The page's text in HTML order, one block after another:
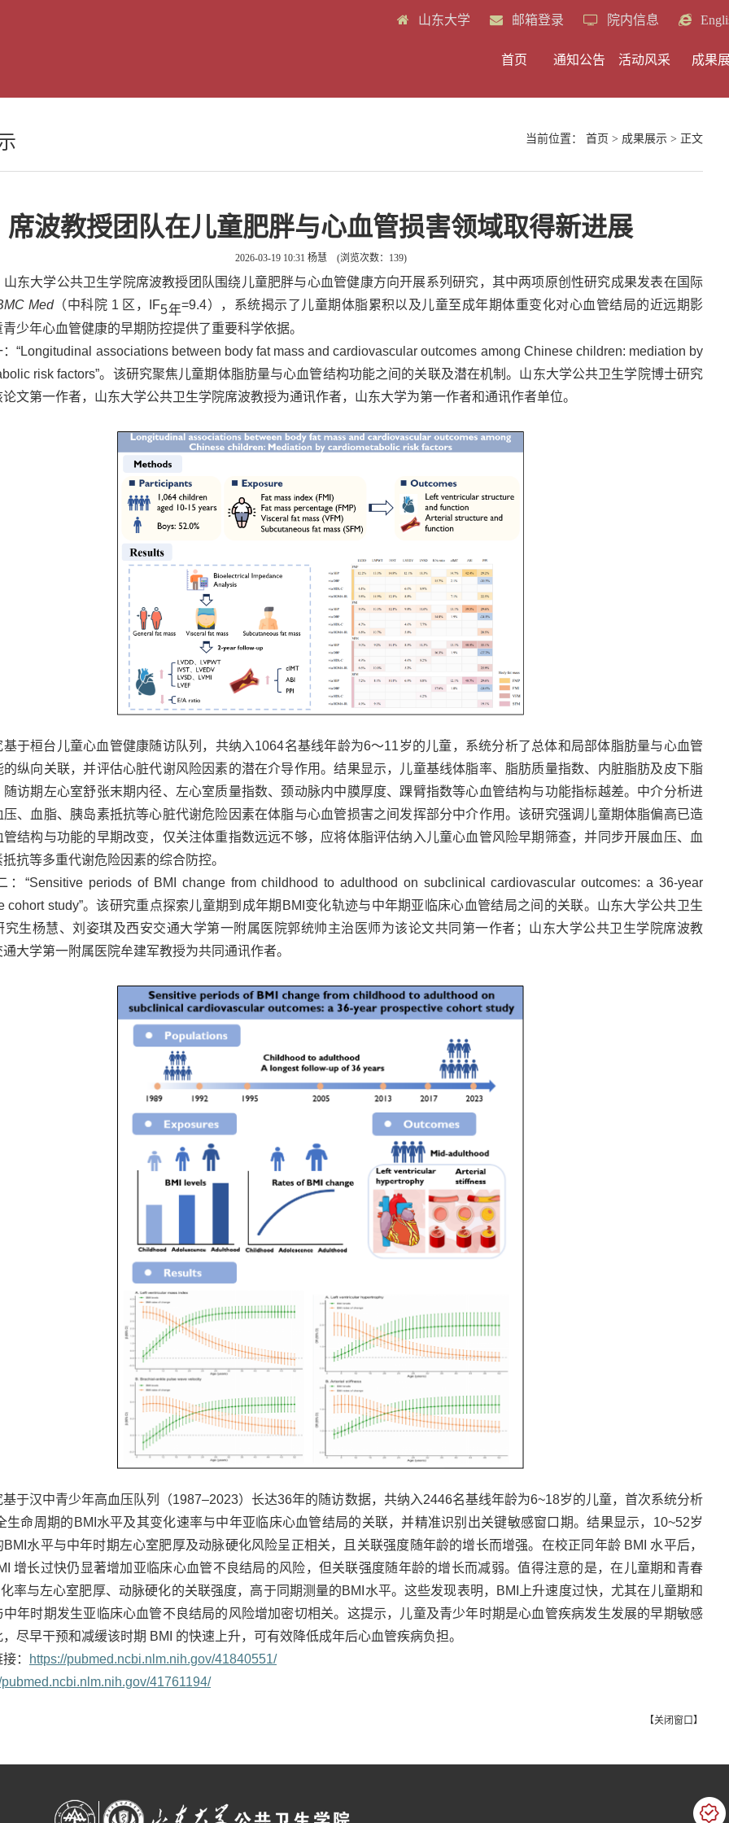
山东大学 邮箱登录 院内信息
首页 通知公告 活动风采 成果
当前位置： 首页 > 成果展示> 正文
席波教授团队在儿童肥胖与心血管损害领域取得新进展
2026-03-19 10:31 杨慧 (浏览次数： 139)
山东大学公共卫生学院席波教授团队围绕儿童肥胖与心血管健康方向开展系列研究，其中两项原创性研究成果发表在国际
Med（中科院 1 区，IF5年=9.4），系统揭示了 儿童期体脂累积以及儿童至成年期体重变化对心血管结局的近远期影
少年心血管健康的早期防控提供了重要科学依据。
：“Longitudinal associations between body fat mass and cardiovascular outcomes among Chinese children: mediation by
risk factors”。该研究聚焦儿童期体脂肪量与心血管结构功能之间 的关联及潜在机制。山东大学公共卫生学院博士研究
文第一作者，山东大学公共卫生学院席波教授为通讯作者，山东大学为第一作者和通讯作者单位。
基于桓台儿童心血管健康随访队列，共纳入1064名基线年龄为6～11岁的儿童，系统分析了总体和局部体脂肪量与心血管
的纵向关联，并评估心脏代谢风险因素的潜在介导作用。结果显示，儿童基线体脂率、脂肪质量指数、内脏脂肪及皮下脂
随访期左心室舒张末期内径、左心室质量指数、颈动脉内中膜厚度、踝臂指数等心血管结构与功能指标越差。中介分析进
压、血脂、胰岛素抵抗等心脏代谢危险因素在体脂与心血管损害之间发挥部分中介作用。该研究强调儿童期体脂偏高已造
管结构与功能的早期改变，仅关注体重指数远远不够，应将体脂评估纳入儿童心血管风险早期筛查，并同步开展血压、血
抗等多重代谢危险因素的综合防控。
：“Sensitive periods of BMI change from childhood to adulthood on subclinical cardiovascular outcomes: a 36-year
cohort study”。该研究重点探索儿童期到成年期BMI变化轨迹与中年期亚临床心血管结局之间的关联。山东大学公共卫生
究生杨慧、刘姿琪及西安交通大学第一附属医院郭统帅主治医师为该论文共同第一作者；山东大学公共卫生学院席波教
大学第一附属医院牟建军教授为共同通讯作者。
基于汉中青少年高血压队列（1987–2023）长达36年的随访数据，共纳入2446名基线年龄为6~18岁的儿童，首次系统分析
生命周期的BMI水平及其变化速率与中年亚临床心血管结局的关联，并精准识别出关键敏感窗口期。结果显示，10~52岁
BMI水平与中年时期左心室肥厚及动脉硬化风险呈正相关，且关联强度随年龄的增长而增强。在校正同年龄 BMI 水平后，
增长过快仍显著增加亚临床心血管不良结局的风险，但关联强度随年龄的增长而减弱。值得注意的是，在儿童期和 青春
率与左心室肥厚、动脉硬化的关联强度，高于同期测量的BMI 水平。这些发现表明，BMI上升速度过快，尤其在儿童期和
中年时期发生亚临床心血管不良结局的风险增加密切相关。这提示， 儿童及青少年时期是心血管疾病发生发展的早期敏感
，尽早干预和减缓该时期 BMI 的快速上升，可有效降低成年后心血管疾病负担。
：
https://pubmed.ncbi.nlm.nih.gov/41840551/
pubmed.ncbi.nlm.nih.gov/41761194/
【关闭窗口】